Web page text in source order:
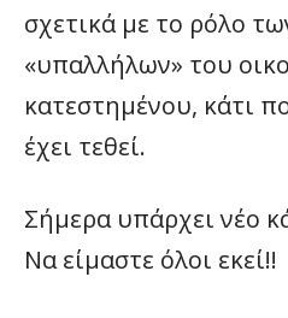
σχετικά με το ρόλο
«υπαλλήλων» του
κατεστημένου, κάτι
έχει τεθεί.
Σήμερα υπάρχει νέο
Να είμαστε όλοι εκεί!!